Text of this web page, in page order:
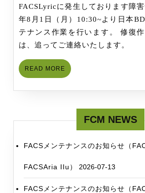
[Ver.2021-
09-
30]
テ
ナ
ン
ス
の
お
知
FACSLyricに発生しております障害普及の為、2022
年8月1日（月）10:30~より日本
テナンス作業を行います。 修復
は、追ってご連絡いたします。
READ MORE READ
MORE
FCM NEWS
FACSメンテナンスのお知らせ（
FACSAria IIu） 2026-07-13
FACSメンテナンスのお知らせ（